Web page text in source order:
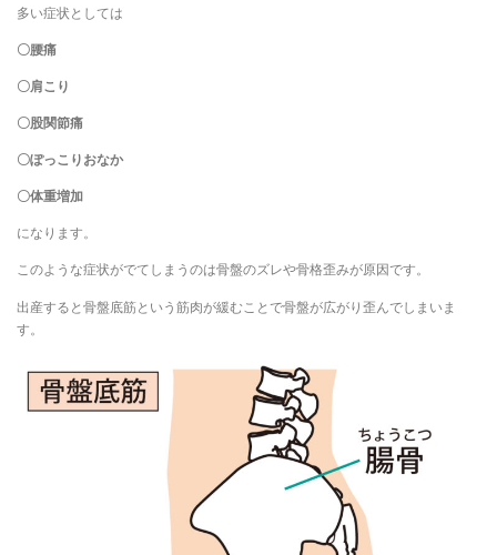
多い症状としては
〇腰痛
〇肩こり
〇股関節痛
〇ぽっこりおなか
〇体重増加
になります。
このような症状がでてしまうのは骨盤のズレや骨格歪みが原因です。
出産すると骨盤底筋という筋肉が緩むことで骨盤が広がり歪んでしまいま
す。